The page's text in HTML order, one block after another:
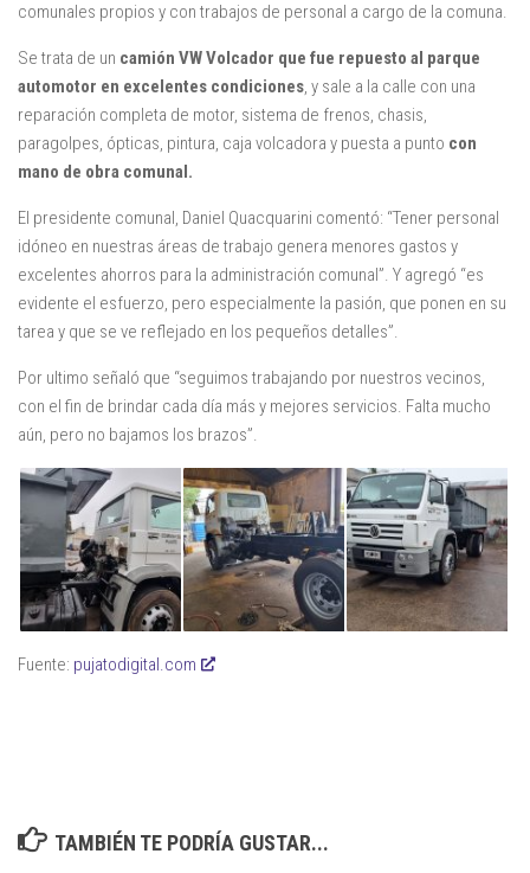
comunales propios y con trabajos de personal a cargo de la comuna.
Se trata de un camión VW Volcador que fue repuesto al parque
automotor en excelentes condiciones, y sale a la calle con una
reparación completa de motor, sistema de frenos, chasis,
paragolpes, ópticas, pintura, caja volcadora y puesta a punto con
mano de obra comunal.
El presidente comunal, Daniel Quacquarini comentó: “Tener personal
idóneo en nuestras áreas de trabajo genera menores gastos y
excelentes ahorros para la administración comunal”. Y agregó “es
evidente el esfuerzo, pero especialmente la pasión, que ponen en su
tarea y que se ve reflejado en los pequeños detalles”.
Por ultimo señaló que “seguimos trabajando por nuestros vecinos,
con el fin de brindar cada día más y mejores servicios. Falta mucho
aún, pero no bajamos los brazos”.
Fuente: pujatodigital.com
TAMBIÉN TE PODRÍA GUSTAR...